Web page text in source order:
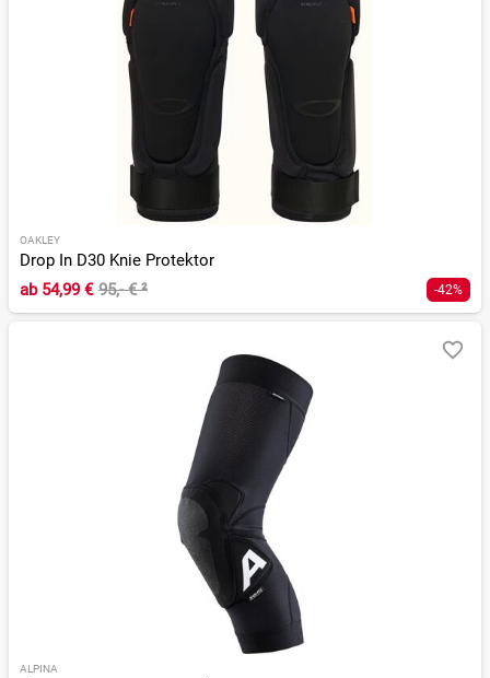
OAKLEY
Drop In D30 Knie Protektor
ab54,99 € 95,- €² -42%
ALPINA